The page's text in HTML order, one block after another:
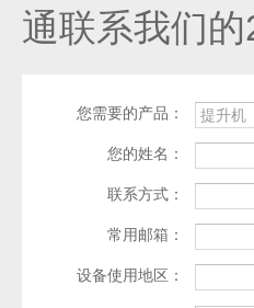
通联系我们
您需要的产品：
您的姓名：
联系方式：
常用邮箱：
设备使用地区：